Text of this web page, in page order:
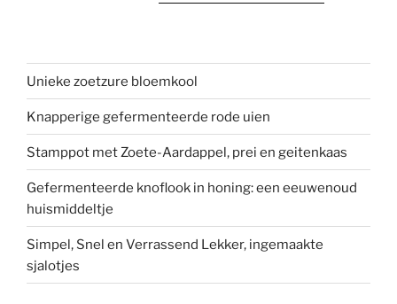
Unieke zoetzure bloemkool
Knapperige gefermenteerde rode uien
Stamppot met Zoete-Aardappel, prei en geitenkaas
Gefermenteerde knoflook in honing: een eeuwenoud
huismiddeltje
Simpel, Snel en Verrassend Lekker, ingemaakte
sjalotjes